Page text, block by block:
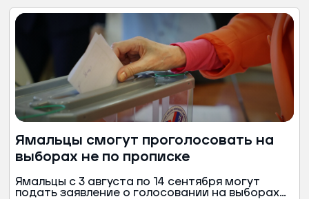
Ямальцы смогут проголосовать на
выборах не по прописке
Ямальцы с 3 августа по 14 сентября могут
подать заявление о голосовании на выборах